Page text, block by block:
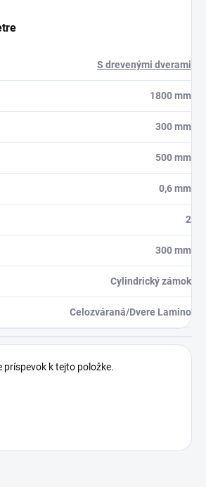
S drevenými dverami
1800 mm
300 mm
500 mm
0,6 mm
2
300 mm
Cylindrický zámok
Celozváraná/Dvere Lamino
príspevok k tejto položke.